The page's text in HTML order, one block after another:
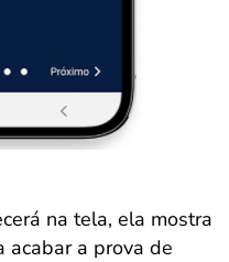
na tela, ela mostra
a prova de